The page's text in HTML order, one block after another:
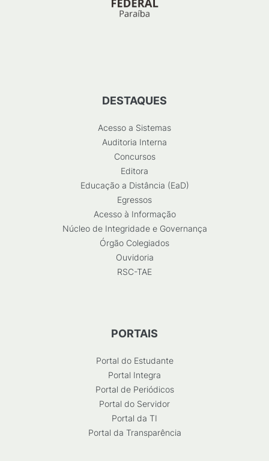
DESTAQUES
Acesso a Sistemas
Auditoria Interna
Concursos
Editora
Educação a Distância (EaD)
Egressos
Acesso à Informação
Núcleo de Integridade e Governança
Órgão Colegiados
Ouvidoria
RSC-TAE
PORTAIS
Portal do Estudante
Portal Integra
Portal de Periódicos
Portal do Servidor
Portal da TI
Portal da Transparência